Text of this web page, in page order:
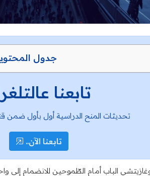
جدول
تابعنا
تحديثات المنح الدراسية أول بأول ضمن
تابعنا الآن..
الباب أمام الطّموحين للانضمام إلى